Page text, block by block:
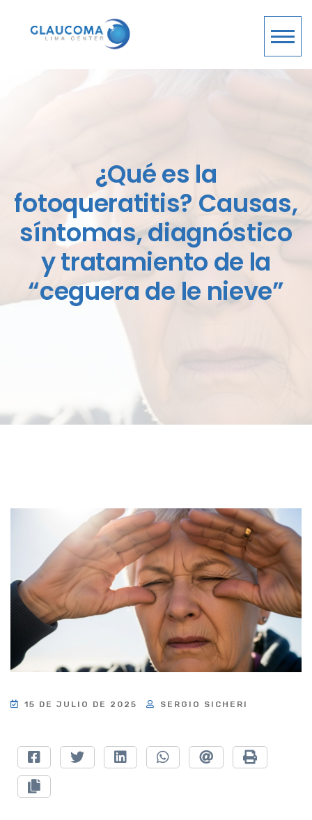
¿Qué es la
fotoqueratitis? Causas,
síntomas, diagnóstico
y tratamiento de la
“ceguera de le nieve”
15 DE JULIO DE 2025 SERGIO SICHERI